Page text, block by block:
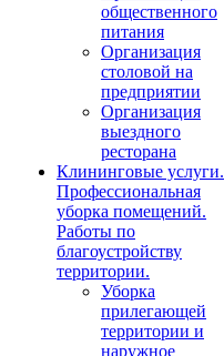
общественного
питания
Организация
столовой на
предприятии
Организация
выездного
ресторана
Клининговые услуги.
Профессиональная
уборка помещений.
Работы по
благоустройству
территории.
Уборка
прилегающей
территории и
наружное